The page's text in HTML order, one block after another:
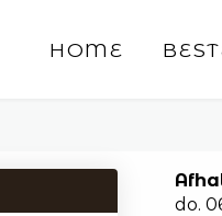
HOME
do.